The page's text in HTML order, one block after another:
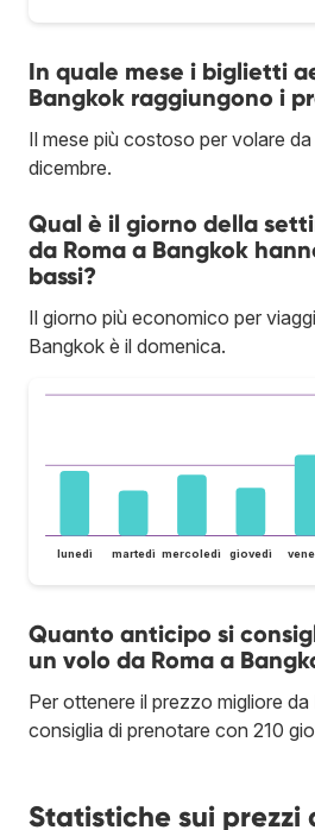
In quale mese i biglietti
Bangkok raggiungono i
Il mese più costoso per volare
dicembre.
Qual è il giorno della
da Roma a Bangkok
bassi?
Il giorno più economico per
Bangkok è il domenica.
lunedì martedì mercoledì giovedì
Quanto anticipo si
un volo da Roma a
Per ottenere il prezzo migliore
consiglia di prenotare con 210
Statistiche sui prezzi